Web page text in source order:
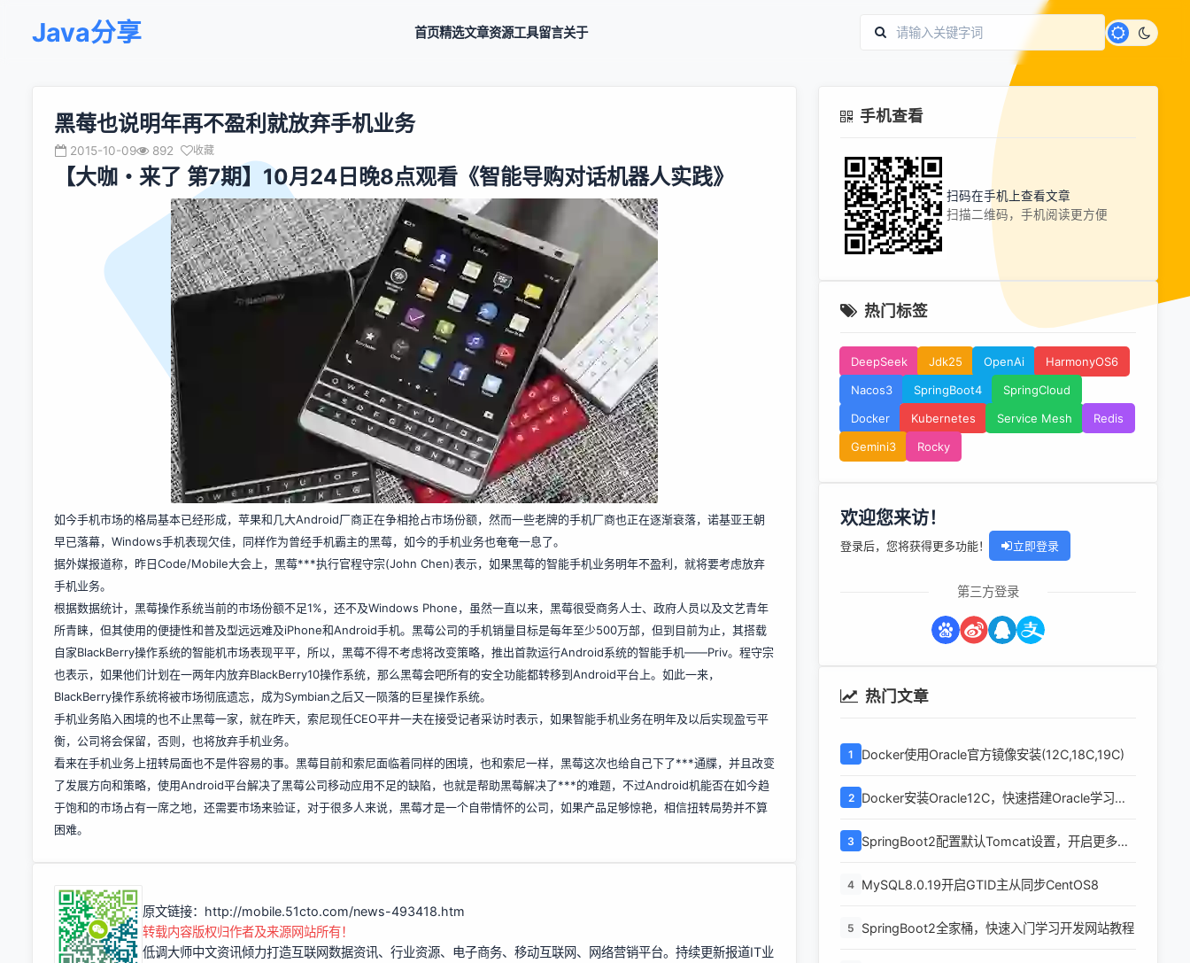
Java分享 首页精选文章资源工具留言关于
黑莓也说明年再不盈利就放弃手机业务
2015-10-09 892 收藏
【大咖・来了 第7期】10月24日晚8点观看《智能导购对话机器人实践》
如今手机市场的格局基本已经形成，苹果和几大Android厂商正在争相抢占市场份额，然而一些老牌的手机厂商也正在逐渐衰落，诺基亚王朝
早已落幕，Windows手机表现欠佳，同样作为曾经手机霸主的黑莓，如今的手机业务也奄奄一息了。
据外媒报道称，昨日Code/Mobile大会上，黑莓***执行官程守宗(John Chen)表示，如果黑莓的智能手机业务明年不盈利，就将要考虑放弃
手机业务。
根据数据统计，黑莓操作系统当前的市场份额不足1%，还不及Windows Phone，虽然一直以来，黑莓很受商务人士、政府人员以及文艺青年
所青睐，但其使用的便捷性和普及型远远难及iPhone和Android手机。黑莓公司的手机销量目标是每年至少500万部，但到目前为止，其搭载
自家BlackBerry操作系统的智能机市场表现平平，所以，黑莓不得不考虑将改变策略，推出首款运行Android系统的智能手机——Priv。程守宗
也表示，如果他们计划在一两年内放弃BlackBerry10操作系统，那么黑莓会吧所有的安全功能都转移到Android平台上。如此一来，
BlackBerry操作系统将被市场彻底遗忘，成为Symbian之后又一陨落的巨星操作系统。
手机业务陷入困境的也不止黑莓一家，就在昨天，索尼现任CEO平井一夫在接受记者采访时表示，如果智能手机业务在明年及以后实现盈亏平
衡，公司将会保留，否则，也将放弃手机业务。
看来在手机业务上扭转局面也不是件容易的事。黑莓目前和索尼面临着同样的困境，也和索尼一样，黑莓这次也给自己下了***通牒，并且改变
了发展方向和策略，使用Android平台解决了黑莓公司移动应用不足的缺陷，也就是帮助黑莓解决了***的难题，不过Android机能否在如今趋
于饱和的市场占有一席之地，还需要市场来验证，对于很多人来说，黑莓才是一个自带情怀的公司，如果产品足够惊艳，相信扭转局势并不算
困难。
原文链接： http://mobile.51cto.com/news-493418.htm
转载内容版权归作者及来源网站所有！
低调大师中文资讯倾力打造互联网数据资讯、行业资源、电子商务、移动互联网、网络营销平台。持续更新报道IT业
手机查看
扫码在手机上查看文章
扫描二维码，手机阅读更方便
热门标签
DeepSeek Jdk25 OpenAi
HarmonyOS6
Nacos3
SpringBoot4
SpringCloud
Docker
Kubernetes Service Mesh
Redis
Gemini3
Rocky
欢迎您来访！
登录后，您将获得更多功能！ 立即登录
第三方登录
热门文章
1 Docker使用Oracle官方镜像安装(12C,18C,19C)
2
Docker安装Oracle12C，快速搭建Oracle学习环
3
SpringBoot2配置默认Tomcat设置，开启更多高
4 MySQL8.0.19开启GTID主从同步CentOS8
5 SpringBoot2全家桶，快速入门学习开发网站教程